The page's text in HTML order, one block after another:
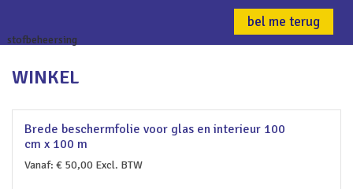
bel me terug
WINKEL
Brede beschermfolie voor glas en interieur 100
cm x 100 m
Vanaf: € 50,00 Excl. BTW